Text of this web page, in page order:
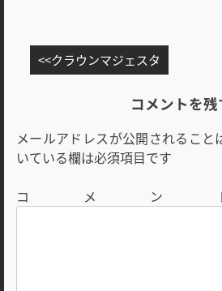
稿
ゲ
ー
ョ
クラウンマジェスタ
コメントを残
メールアドレスが公開されること
いている欄は必須項目です
コメ